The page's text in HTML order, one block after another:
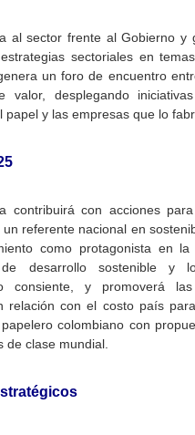
al sector frente al Gobierno y
sectoriales en
un foro de encuentro
valor, desplegando
papel y las empresas que lo
contribuirá con acciones
referente nacional en
como protagonista en
de desarrollo sostenible y
consiente, y promoverá
relación con el costo país
colombiano con
de clase mundial.